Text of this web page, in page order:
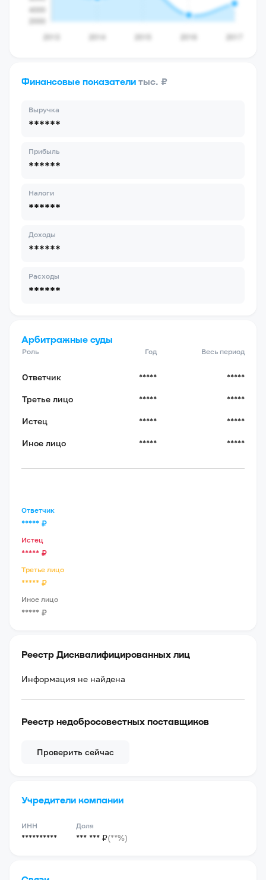
Финансовые показатели тыс. ₽
Выручка
******
Прибыль
******
Налоги
******
Доходы
******
Расходы
******
Арбитражные суды
Роль Год Весь период
Ответчик ***** *****
Третье лицо ***** *****
Истец ***** *****
Иное лицо ***** *****
Ответчик
***** ₽
Истец
***** ₽
Третье лицо
***** ₽
Иное лицо
***** ₽
Реестр Дисквалифицированных лиц
Информация не найдена
Реестр недобросовестных поставщиков
Проверить сейчас
Учредители компании
ИНН
**********
Доля
*** *** ₽(**%)